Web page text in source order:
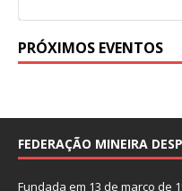
PRÓXIMOS EVENTOS
FEDERAÇÃO MINEIRA
Fundada em 13 de março de